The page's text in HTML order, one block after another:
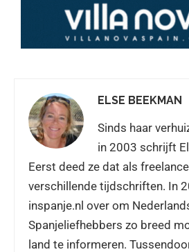
ELSE BEEKMAN
Sinds haar
in 2003 schrijft
Eerst deed ze dat als
verschillende tijdschriften. In
inspanje.nl over om
Spanjeliefhebbers zo breed
land te informeren.